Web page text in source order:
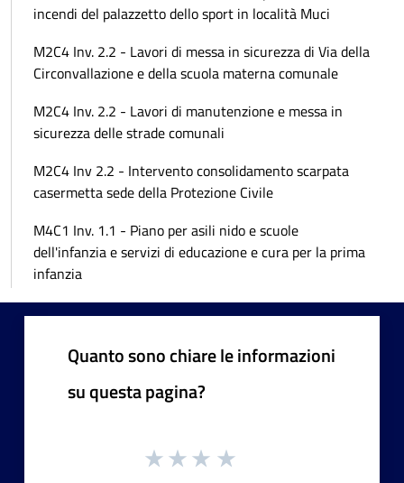
incendi del palazzetto dello sport in località Muci
M2C4 Inv. 2.2 - Lavori di messa in sicurezza di Via della
Circonvallazione e della scuola materna comunale
M2C4 Inv. 2.2 - Lavori di manutenzione e messa in
sicurezza delle strade comunali
M2C4 Inv 2.2 - Intervento consolidamento scarpata
casermetta sede della Protezione Civile
M4C1 Inv. 1.1 - Piano per asili nido e scuole
dell'infanzia e servizi di educazione e cura per la prima
infanzia
Quanto sono chiare le informazioni
su questa pagina?